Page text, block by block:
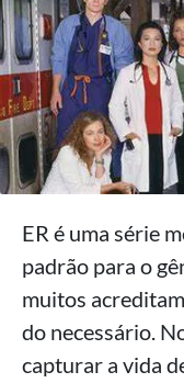
ER é uma série
padrão para o
muitos
do necessário.
capturar a vida